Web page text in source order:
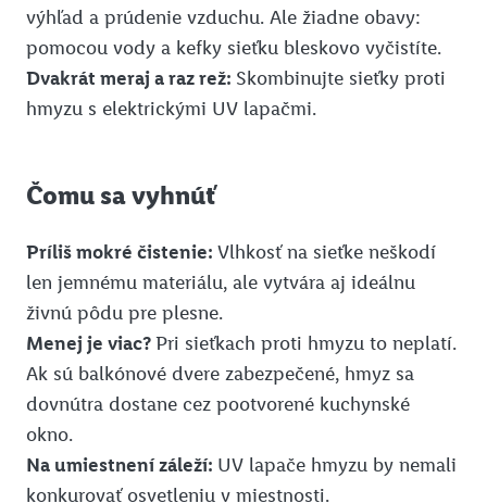
výhľad a prúdenie vzduchu. Ale žiadne obavy:
pomocou vody a kefky sieťku bleskovo vyčistíte.
Dvakrát meraj a raz rež: Skombinujte sieťky proti
hmyzu s elektrickými UV lapačmi.
Čomu sa vyhnúť
Príliš mokré čistenie: Vlhkosť na sieťke neškodí
len jemnému materiálu, ale vytvára aj ideálnu
živnú pôdu pre plesne.
Menej je viac?Pri sieťkach proti hmyzu to neplatí.
Ak sú balkónové dvere zabezpečené, hmyz sa
dovnútra dostane cez pootvorené kuchynské
okno.
Na umiestnení záleží: UV lapače hmyzu by nemali
konkurovať osvetleniu v miestnosti.